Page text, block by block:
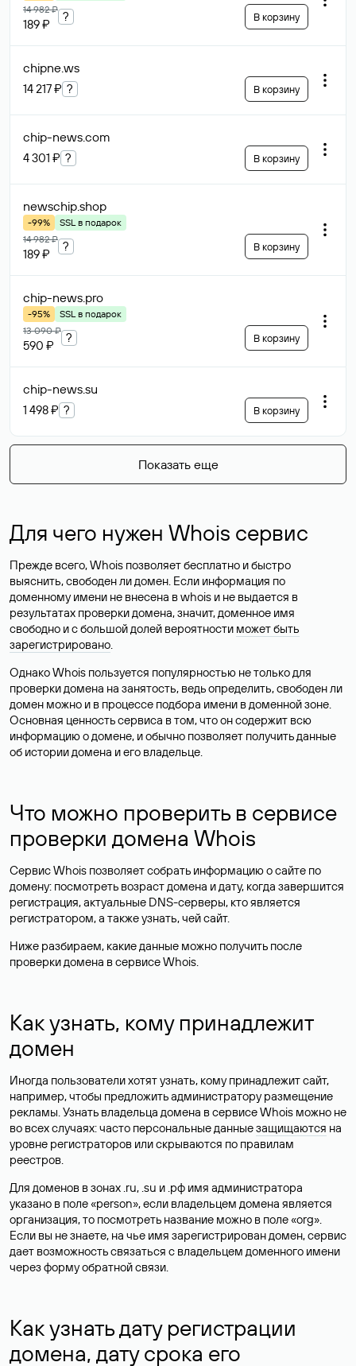
14 982 ₽
189 ₽
? В корзину
chipne.ws
14 217 ₽ ? В корзину
chip-news.com
4 301 ₽ ? В корзину
newschip.shop
-99%
SSL в подарок
14 982 ₽
189 ₽
? В корзину
chip-news.pro
-95%
SSL в подарок
13 090 ₽
590 ₽
? В корзину
chip-news.su
1 498 ₽ ? В корзину
Показать еще
Для чего нужен Whois сервис
Прежде всего, Whois позволяет бесплатно и быстро
выяснить, свободен ли домен. Если информация по
доменному имени не внесена в whois и не выдается в
результатах проверки домена, значит, доменное имя
свободно и с большой долей вероятности может быть
зарегистрировано.
Однако Whois пользуется популярностью не только для
проверки домена на занятость, ведь определить, свободен ли
домен можно и в процессе подбора имени в доменной зоне.
Основная ценность сервиса в том, что он содержит всю
информацию о домене, и обычно позволяет получить данные
об истории домена и его владельце.
Что можно проверить в сервисе
проверки домена Whois
Сервис Whois позволяет собрать информацию о сайте по
домену: посмотреть возраст домена и дату, когда завершится
регистрация, актуальные DNS-серверы, кто является
регистратором, а также узнать, чей сайт.
Ниже разбираем, какие данные можно получить после
проверки домена в сервисе Whois.
Как узнать, кому принадлежит
домен
Иногда пользователи хотят узнать, кому принадлежит сайт,
например, чтобы предложить администратору размещение
рекламы. Узнать владельца домена в сервисе Whois можно не
во всех случаях: часто персональные данныезащищаются на
уровне регистраторов или скрываются по правилам
реестров.
Для доменов в зонах .ru, .su и .рф имя администратора
указано в поле «person», если владельцем домена является
организация, то посмотреть название можно в поле «org».
Если вы не знаете, на чье имя зарегистрирован домен, сервис
дает возможность связаться с владельцем доменного имени
через форму обратной связи.
Как узнать дату регистрации
домена, дату срока его